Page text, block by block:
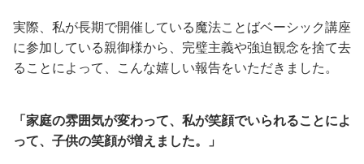
実際、私が長期で開催している魔法ことばベーシック講座
に参加している親御様から、完璧主義や強迫観念を捨て去
ることによって、こんな嬉しい報告をいただきました。
「家庭の雰囲気が変わって、私が笑顔でいられることによ
って、子供の笑顔が増えました。」